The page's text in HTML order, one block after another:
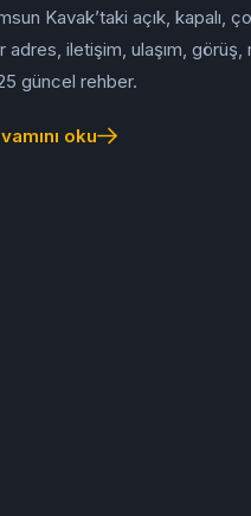
Kavak’taki açık, kapalı,
adres, iletişim, ulaşım,
güncel rehber.
oku